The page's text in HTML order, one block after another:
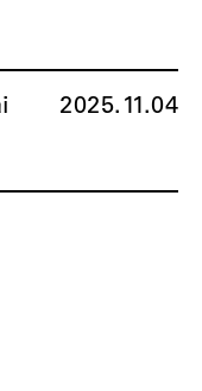
2025.11.04